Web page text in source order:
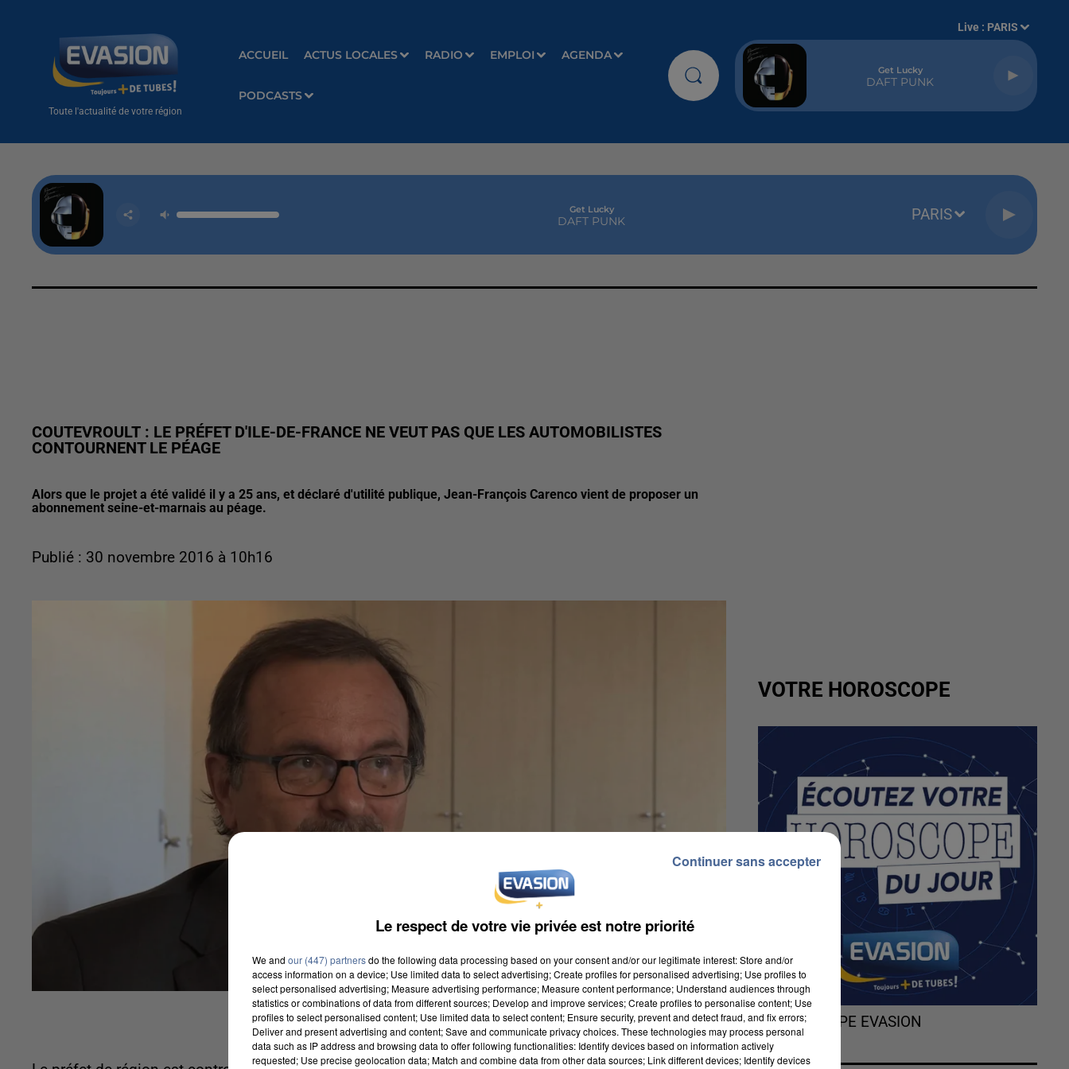
Toute l'actualité de votre région
ACCUEIL ACTUS LOCALES RADIO EMPLOI AGENDA
PODCASTS
Live : PARIS
Get Lucky
DAFT PUNK
Get Lucky
DAFT PUNK PARIS
COUTEVROULT : LE PRÉFET D'ILE-DE-FRANCE NE VEUT PAS QUE LES AUTOMOBILISTES
CONTOURNENT LE PÉAGE
Alors que le projet a été validé il y a 25 ans, et déclaré d'utilité publique, Jean-François Carenco vient de proposer un
abonnement seine-et-marnais au péage.
Publié : 30 novembre 2016 à 10h16
VOTRE HOROSCOPE
L'HOROSCOPE EVASION
Le respect de votre vie privée est notre priorité
We and our (447) partnersdo the following data processing based on your consent and/or our legitimate interest: Store and/or
access information on a device; Use limited data to select advertising; Create profiles for personalised advertising; Use profiles to
select personalised advertising; Measure advertising performance; Measure content performance; Understand audiences through
statistics or combinations of data from different sources; Develop and improve services; Create profiles to personalise content; Use
profiles to select personalised content; Use limited data to select content; Ensure security, prevent and detect fraud, and fix errors;
Deliver and present advertising and content; Save and communicate privacy choices. These technologies may process personal
data such as IP address and browsing data to offer following functionalities: Identify devices based on information actively
requested; Use precise geolocation data; Match and combine data from other data sources; Link different devices; Identify devices
Continuer sans accepter